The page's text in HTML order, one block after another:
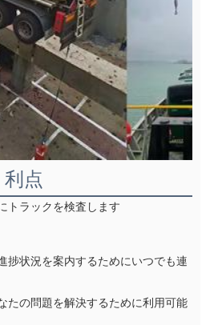
点
トラックを検査します
捗状況を案内するためにいつでも連
たの問題を解決するために利用可能